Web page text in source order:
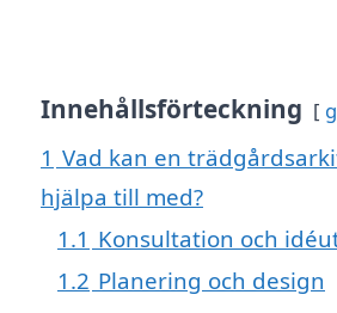
Innehållsförteckning
1 Vad kan en
hjälpa till med?
1.1 Konsultation och
1.2 Planering och design